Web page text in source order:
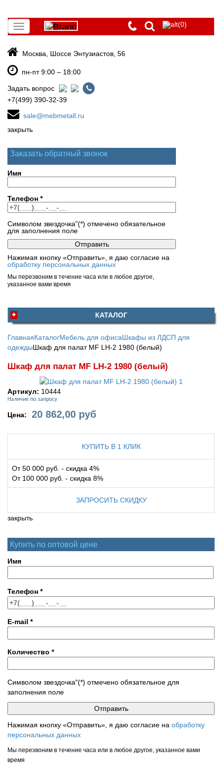
Toggle
navigation
(0)
Москва, Шоссе Энтузиастов, 56
пн-пт 9:00 – 18:00
Задать вопрос
+7(499) 390-32-39
sale@mebmetall.ru
закрыть
Заказать обратный звонок
Имя
Телефон *
Символом звездочка"(*) отмечено обязательное
для заполнения поле
Нажимая кнопку «Отправить», я даю согласие на
обработку персональных данных
Мы перезвоним в течение часа или в любое другое,
указанное вами время
КАТАЛОГ
ГлавнаяКаталогМебель для офисаШкафы из ЛДСП для
одеждыШкаф для палат MF LH-2 1980 (белый)
Шкаф для палат MF LH-2 1980 (белый)
Артикул: 10444
Наличие по запросу
Цена: 20 862,00 руб
КУПИТЬ В 1 КЛИК
От 50 000 руб. - скидка 4%
От 100 000 руб. - скидка 8%
ЗАПРОСИТЬ СКИДКУ
закрыть
Купить по оптовой цене
Имя
Телефон *
E-mail *
Количество *
Символом звездочка"(*) отмечено обязательное для
заполнения поле
Нажимая кнопку «Отправить», я даю согласие на обработку
персональных данных
Мы перезвоним в течение часа или в любое другое, указанное вами
время